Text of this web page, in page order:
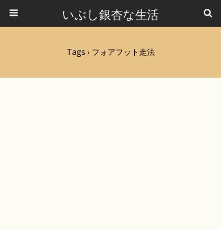
いぶし銀杏な生活
Tags › フォアフット走法